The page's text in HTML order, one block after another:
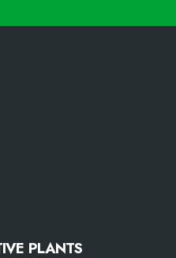
PLANTS